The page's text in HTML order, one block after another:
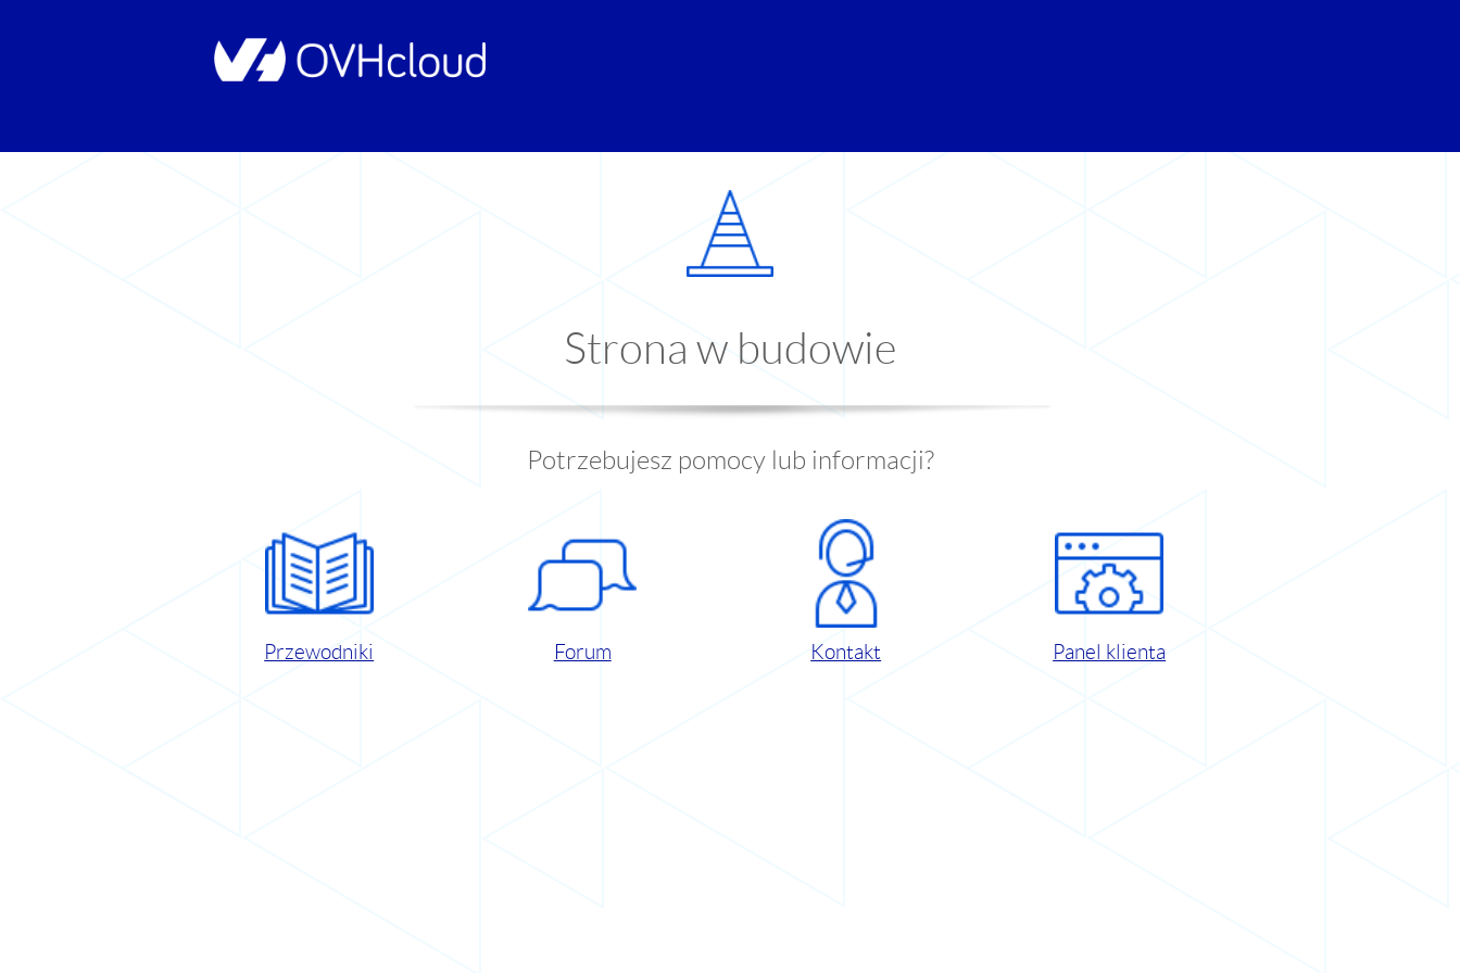
Strona w budowie
Potrzebujesz pomocy lub informacji?
Przewodniki Forum Kontakt Panel klienta